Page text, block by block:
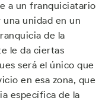
a un franquiciatario
unidad en un
de la
le da ciertas
será el único que
en esa zona, que
específica de la